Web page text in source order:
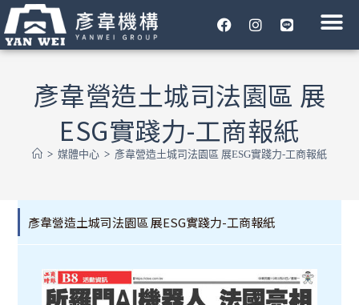
彥韋營造土城司法園區 展
ESG實踐力-工商報紙
> 媒體中心 > 彥韋營造土城司法園區 展ESG實踐力-工商報紙
彥韋營造土城司法園區 展ESG實踐力-工商報紙